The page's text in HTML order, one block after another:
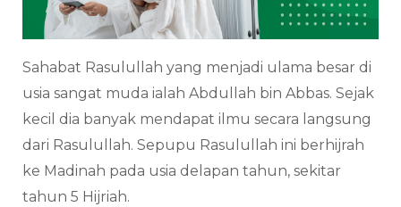
Sahabat Rasulullah yang menjadi ulama besar di
usia sangat muda ialah Abdullah bin Abbas. Sejak
kecil dia banyak mendapat ilmu secara langsung
dari Rasulullah. Sepupu Rasulullah ini berhijrah
ke Madinah pada usia delapan tahun, sekitar
tahun 5 Hijriah.